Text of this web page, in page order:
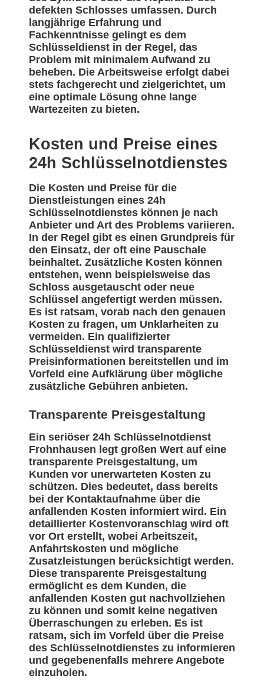
defekten Schlosses umfassen. Durch
langjährige Erfahrung und
Fachkenntnisse gelingt es dem
Schlüsseldienst in der Regel, das
Problem mit minimalem Aufwand zu
beheben. Die Arbeitsweise erfolgt dabei
stets fachgerecht und zielgerichtet, um
eine optimale Lösung ohne lange
Wartezeiten zu bieten.
Kosten und Preise eines
24h Schlüsselnotdienstes
Die Kosten und Preise für die
Dienstleistungen eines 24h
Schlüsselnotdienstes können je nach
Anbieter und Art des Problems variieren.
In der Regel gibt es einen Grundpreis für
den Einsatz, der oft eine Pauschale
beinhaltet. Zusätzliche Kosten können
entstehen, wenn beispielsweise das
Schloss ausgetauscht oder neue
Schlüssel angefertigt werden müssen.
Es ist ratsam, vorab nach den genauen
Kosten zu fragen, um Unklarheiten zu
vermeiden. Ein qualifizierter
Schlüsseldienst wird transparente
Preisinformationen bereitstellen und im
Vorfeld eine Aufklärung über mögliche
zusätzliche Gebühren anbieten.
Transparente Preisgestaltung
Ein seriöser 24h Schlüsselnotdienst
Frohnhausen legt großen Wert auf eine
transparente Preisgestaltung, um
Kunden vor unerwarteten Kosten zu
schützen. Dies bedeutet, dass bereits
bei der Kontaktaufnahme über die
anfallenden Kosten informiert wird. Ein
detaillierter Kostenvoranschlag wird oft
vor Ort erstellt, wobei Arbeitszeit,
Anfahrtskosten und mögliche
Zusatzleistungen berücksichtigt werden.
Diese transparente Preisgestaltung
ermöglicht es dem Kunden, die
anfallenden Kosten gut nachvollziehen
zu können und somit keine negativen
Überraschungen zu erleben. Es ist
ratsam, sich im Vorfeld über die Preise
des Schlüsselnotdienstes zu informieren
und gegebenenfalls mehrere Angebote
einzuholen.